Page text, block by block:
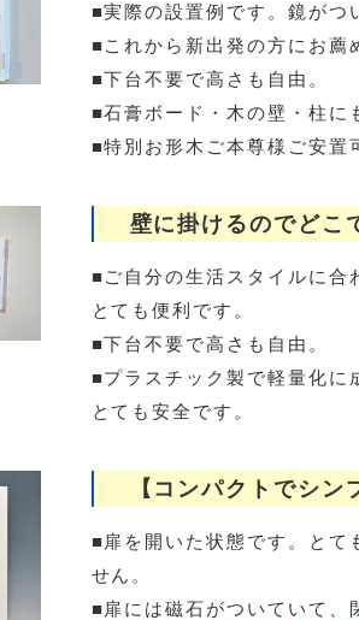
■実際の設置例です。鏡がつ
■これから新出発の方にお薦
■下台不要で高さも自由。
■石膏ボード・木の壁・柱に
■特別お形木ご本尊様ご安置
壁に掛けるのでどこ
■ご自分の生活スタイルに合
とても便利です。
■下台不要で高さも自由。
■プラスチック製で軽量化に
とても安全です。
【コンパクトでシン
■扉を開いた状態です。とて
せん。
■扉には磁石がついていて、